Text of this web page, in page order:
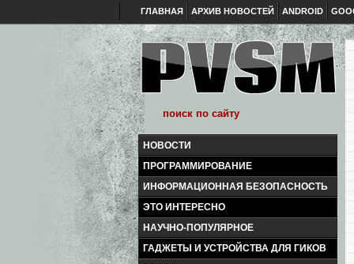
ГЛАВНАЯ АРХИВ НОВОСТЕЙ ANDROID
НОВОСТИ
ПРОГРАММИРОВАНИЕ
ИНФОРМАЦИОННАЯ БЕЗОПАСНОСТЬ
ЭТО ИНТЕРЕСНО
НАУЧНО-ПОПУЛЯРНОЕ
ГАДЖЕТЫ И УСТРОЙСТВА ДЛЯ ГИКОВ